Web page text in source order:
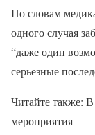
По словам
одного случая
“даже один
серьезные
Читайте также:
мероприятия